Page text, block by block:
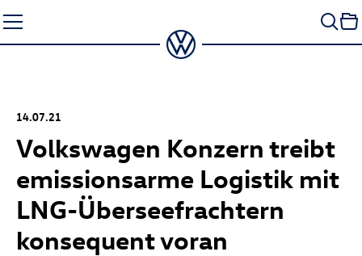
Seiteninhalt
springen
14.07.21
Volkswagen Konzern treibt
emissionsarme Logistik mit
LNG-Überseefrachtern
konsequent voran